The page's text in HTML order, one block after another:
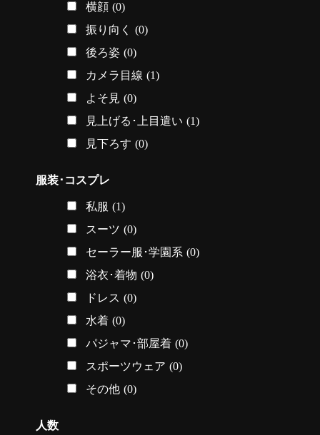
横顔 (0)
振り向く
(0)
後ろ姿 (0)
カメラ目線 (1)
よそ見 (0)
見上げる･上目遣い (1)
見下ろす (0)
服装･コスプレ
私服 (1)
スーツ (0)
セーラー服･学園系 (0)
浴衣･着物 (0)
ドレス (0)
水着 (0)
パジャマ･部屋着 (0)
スポーツウェア (0)
その他 (0)
人数